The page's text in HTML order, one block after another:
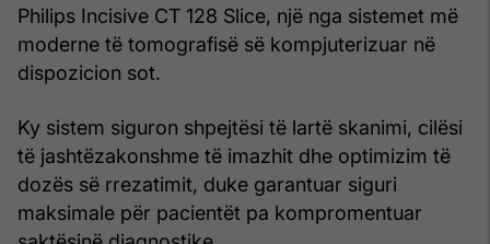
Philips Incisive CT 128 Slice, një nga sistemet më
moderne të tomografisë së kompjuterizuar në
dispozicion sot.
Ky sistem siguron shpejtësi të lartë skanimi, cilësi
të jashtëzakonshme të imazhit dhe optimizim të
dozës së rrezatimit, duke garantuar siguri
maksimale për pacientët pa kompromentuar